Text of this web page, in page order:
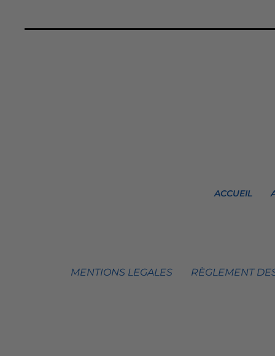
ACCUEIL
MENTIONS LEGALES RÈGLEMENT